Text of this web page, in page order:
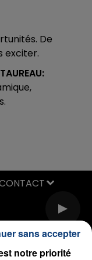
De
exciter.
TAUREAU:
notre priorité
sans accepter